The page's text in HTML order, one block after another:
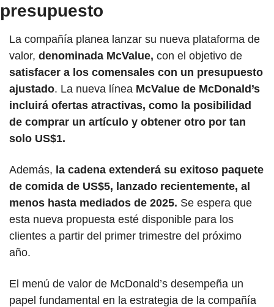
presupuesto
La compañía planea lanzar su nueva plataforma de
valor, denominada McValue, con el objetivo de
satisfacer a los comensales con un presupuesto
ajustado. La nueva línea McValue de McDonald’s
incluirá ofertas atractivas, como la posibilidad
de comprar un artículo y obtener otro por tan
solo US$1.
Además, la cadena extenderá su exitoso paquete
de comida de US$5, lanzado recientemente, al
menos hasta mediados de 2025. Se espera que
esta nueva propuesta esté disponible para los
clientes a partir del primer trimestre del próximo
año.
El menú de valor de McDonald’s desempeña un
papel fundamental en la estrategia de la compañía